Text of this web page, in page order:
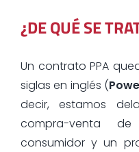
¿DE QUÉ SE
Un contrato PPA
siglas en inglés (
decir, estamos
compra-venta
consumidor y un